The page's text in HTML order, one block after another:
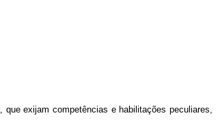
exijam competências e habilitações peculiares,